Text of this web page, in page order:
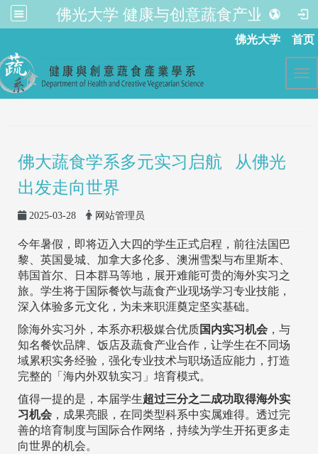
佛光大学 健康与创意蔬食产业学系
佛光大学 首页
佛大蔬食学系多元实习启航 从佛光
出发走向世界
2025-03-28 网站管理员
今年暑假，即将迈入大四的学生正式启程，前往法国巴
黎、英国曼城、加拿大多伦多、澳洲雪梨与布里斯本、
韩国首尔、日本群马等地，展开难能可贵的海外实习之
旅。学生将于国际餐饮与蔬食产业现场学习专业技能，
深入体验多元文化，为未来职涯奠定坚实基础。
除海外实习外，本系亦积极媒合优质国内实习机会 ，与
知名餐饮品牌、饭店及蔬食产业合作，让学生在不同场
域累积实务经验，强化专业技术与职场适应能力，打造
完整的「海内外双轨实习」培育模式。
值得一提的是，本届学生超过三分之二成功取得海外实
习机会 ，成果亮眼，在同类型科系中实属难得。透过完
善的培育制度与国际合作网络，持续为学生开拓更多走
向世界的机会。